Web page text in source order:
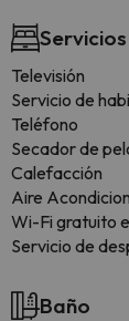
Televisión
Servicio de
Teléfono
Secador de
Calefacción
Aire
Wi-Fi gratuito
Servicio de
Baño